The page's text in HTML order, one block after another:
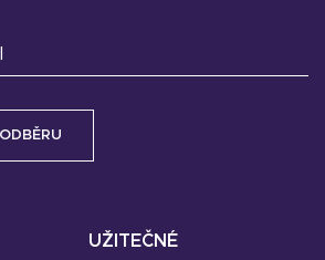
UŽITEČNÉ